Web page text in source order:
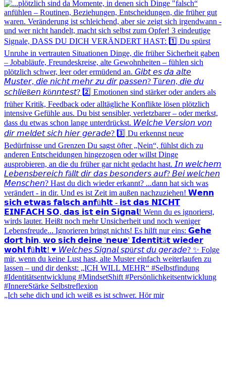
„Ich sehe dich und ich weiß es ist schwer. Hör mir